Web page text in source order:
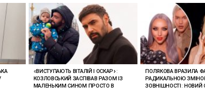
«ВИСТУПАЮТЬ ВІТАЛІЙ І ОСКАР»:
КОЗЛОВСЬКИЙ ЗАСПІВАВ РАЗОМ ІЗ
МАЛЕНЬКИМ СИНОМ ПРОСТО В
ПОЛЯКОВА ВРАЗИЛА
РАДИКАЛЬНОЮ
ЗОВНІШНОСТІ: НОВИЙ